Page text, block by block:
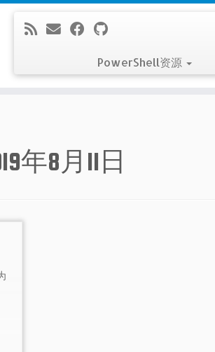
PowerShell资源
年8月11日